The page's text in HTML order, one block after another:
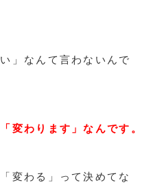
」なんて言わないんで
変わります」なんです。
変わる」って決めてな